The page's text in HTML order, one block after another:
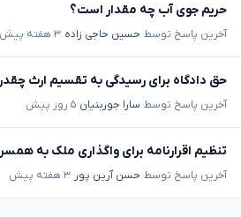
حریم جوی آب چه مقدار است؟
آخرین پاسخ توسط حسین حاجی زاده ۳ هفته پیش
حق دادگاه برای رسیدگی به تقسیم ارث
آخرین پاسخ توسط سارا جوربنیان ۵ روز پیش
تنظیم اقرارنامه برای واگذاری ملک به
آخرین پاسخ توسط حسن آرین پور ۳ هفته پیش